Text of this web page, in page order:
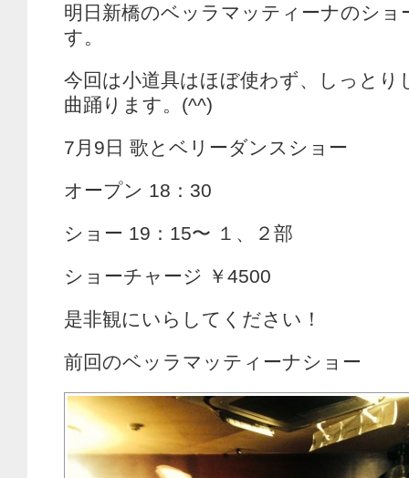
明日新橋のベッラマッティーナのショ
す。
今回は小道具はほぼ使わず、しっとり
曲踊ります。(^^)
7月9日 歌とベリーダンスショー
オープン 18：30
ショー 19：15〜 １、２部
ショーチャージ ￥4500
是非観にいらしてください！
前回のベッラマッティーナショー